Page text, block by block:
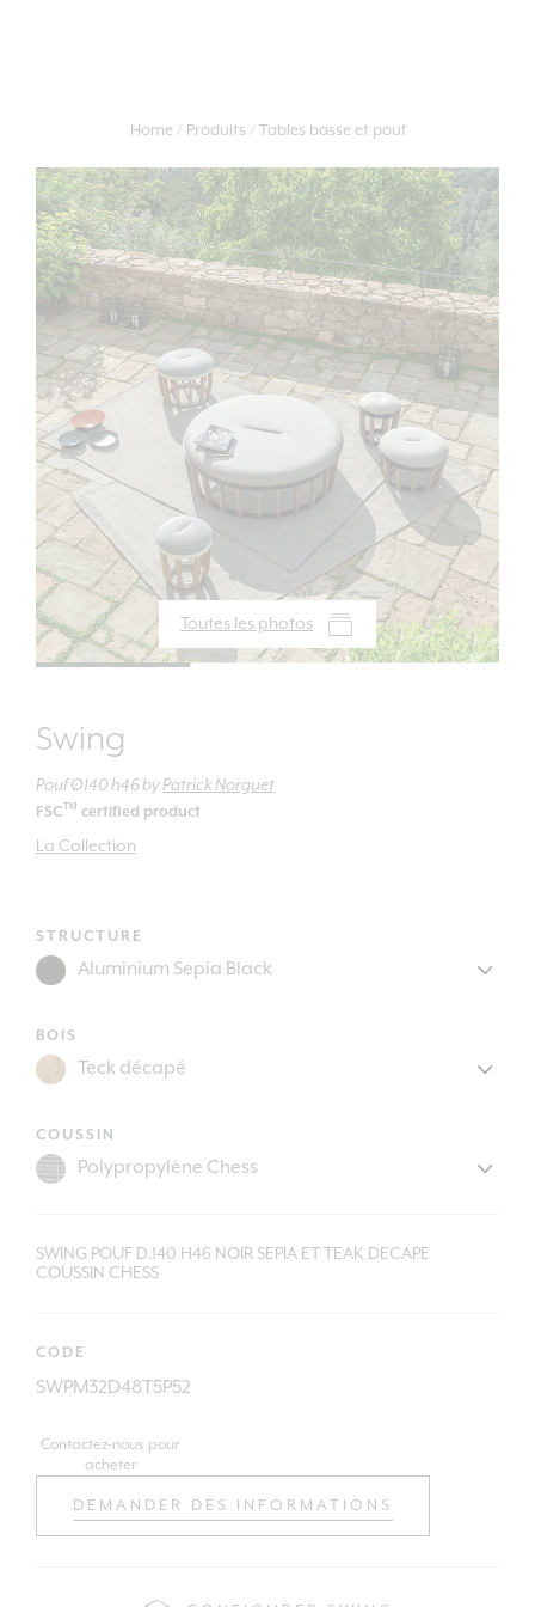
Home Produits Tables basse et pouf
Toutes les photos
Swing
Pouf Ø140 h46byPatrick Norguet
FSC TM certified product
La Collection
STRUCTURE
BOIS
COUSSIN
SWING POUF D.140 H46 NOIR SEPIA ET TEAK DECAPE
COUSSIN CHESS
CODE
SWPM32D48T5P52
Contactez-nous pour
acheter
DEMANDER DES INFORMATIONS